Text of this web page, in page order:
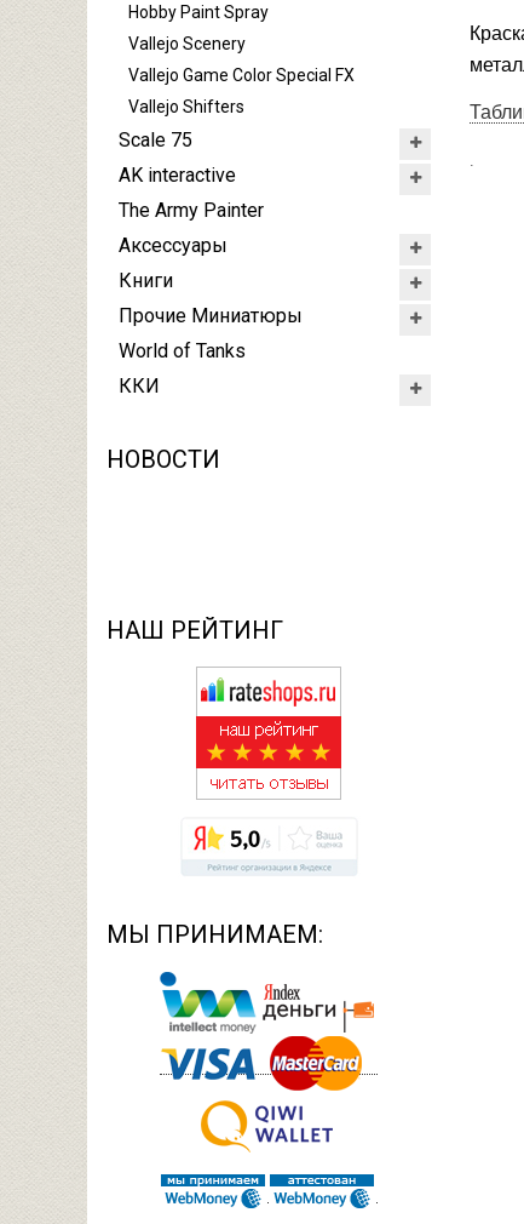
Hobby Paint Spray
Vallejo Scenery
Vallejo Game Color Special FX
Vallejo Shifters
Scale 75
AK interactive
The Army Painter
Аксессуары
Книги
Прочие Миниатюры
World of Tanks
ККИ
НОВОСТИ
НАШ РЕЙТИНГ
МЫ ПРИНИМАЕМ:
.